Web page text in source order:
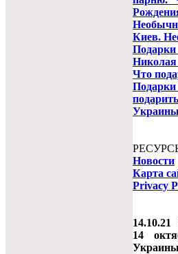
Киев.
Что
Украины
Новости
Карта
Privacy
14